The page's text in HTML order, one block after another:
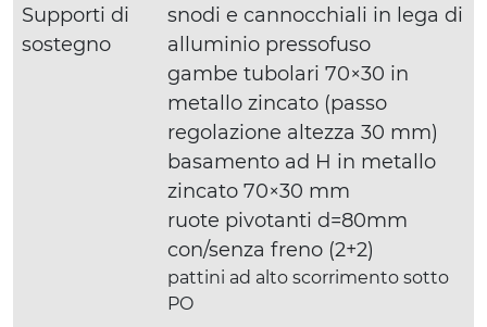
Supporti di
sostegno
snodi e cannocchiali in lega di
alluminio pressofuso
gambe tubolari 70×30 in
metallo zincato (passo
regolazione altezza 30 mm)
basamento ad H in metallo
zincato 70×30 mm
ruote pivotanti d=80mm
con/senza freno (2+2)
pattini ad alto scorrimento sotto
PO